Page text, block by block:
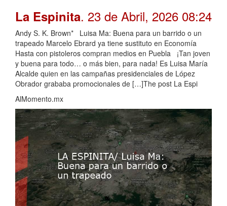
La Espinita. 23 de Abril, 2026 08:24
Andy S. K. Brown* Luisa Ma: Buena para un barrido o un
trapeado Marcelo Ebrard ya tiene sustituto en Economía
Hasta con pistoleros compran medios en Puebla ¡Tan joven
y buena para todo… o más bien, para nada! Es Luisa María
Alcalde quien en las campañas presidenciales de López
Obrador grababa promocionales de […]The post La Espi
AlMomento.mx